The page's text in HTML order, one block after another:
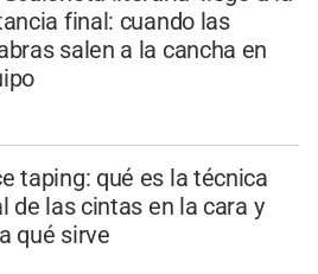
final: cuando las
salen a la cancha en
taping: qué es la técnica
de las cintas en la cara y
qué sirve